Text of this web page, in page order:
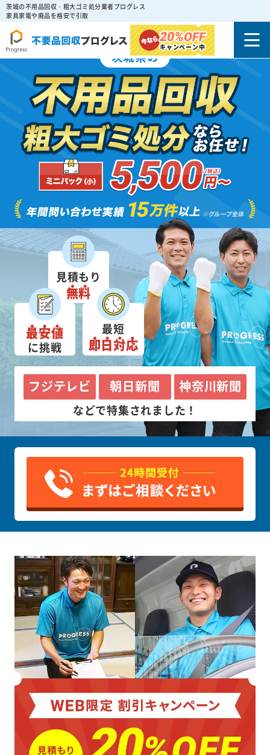
茨城の不用品回収・粗大ゴミ処分業者プログレス
家具家電や廃品を格安で引取
20%OFF
キャンペーン中
茨城県の
見積もり
無料
最安値
に挑戦
最短
即日対応
フジテレビ 朝日新聞 神奈川新聞
などで特集されました！